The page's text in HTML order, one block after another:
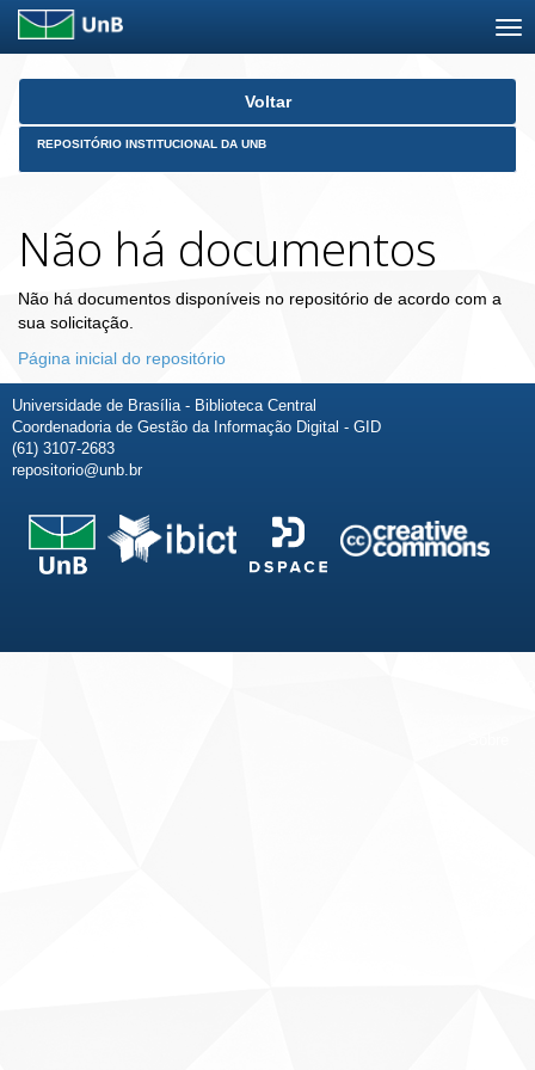
Skip
Voltar
REPOSITÓRIO INSTITUCIONAL DA UNB
Não há documentos
Não há documentos disponíveis no repositório de acordo com a
sua solicitação.
Página inicial do repositório
Universidade de Brasília - Biblioteca Central
Coordenadoria de Gestão da Informação Digital - GID
(61) 3107-2683
repositorio@unb.br